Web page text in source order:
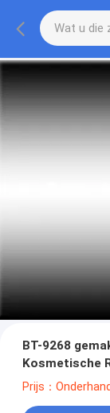
BT-9268
Kosmetische
Prijs：